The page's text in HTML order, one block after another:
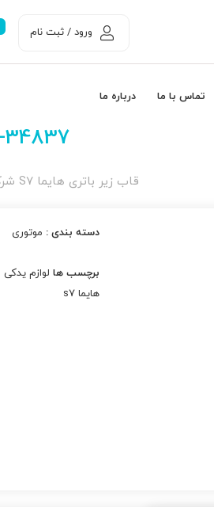
ورود / ثبت نام
تماس با ما درباره ما
34837
قاب زیر باتری هایما S7 شرکتی
دسته بندی : موتوری
برچسب ها لوازم یدکی
هایما s7